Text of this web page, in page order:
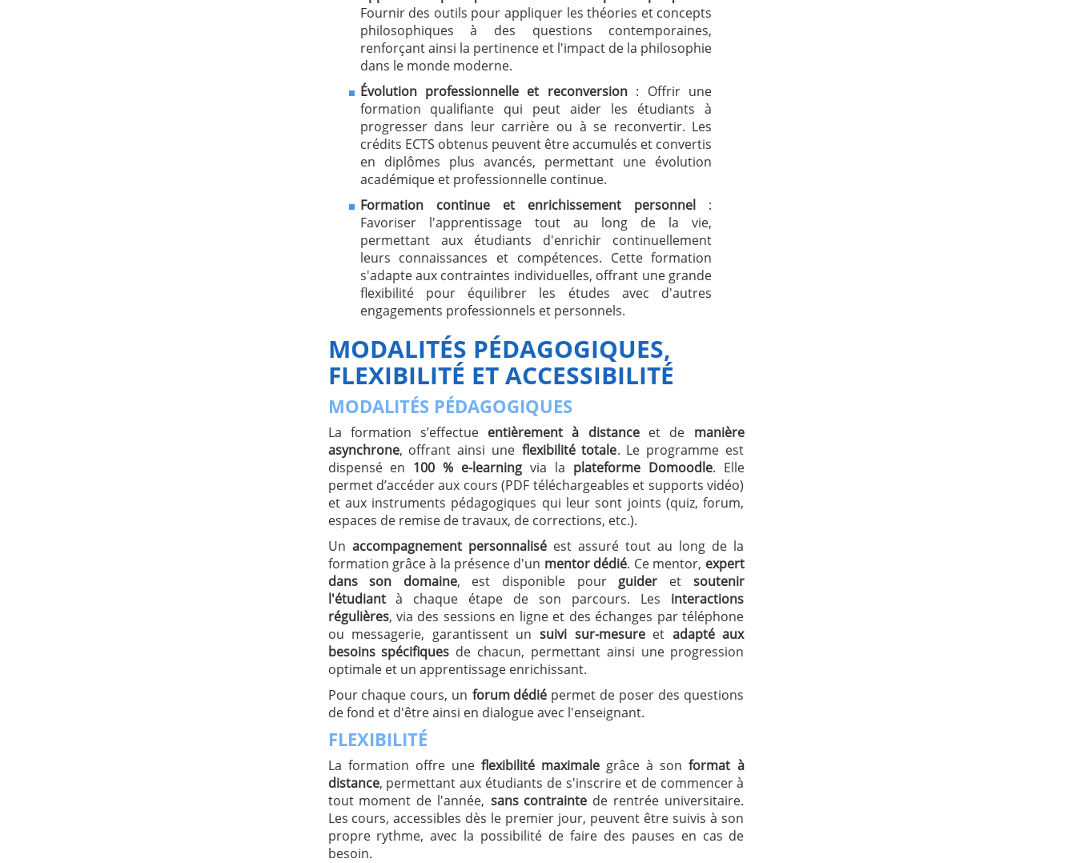
Fournir des outils pour appliquer les théories et concepts
philosophiques à des questions contemporaines,
renforçant ainsi la pertinence et l'impact de la philosophie
dans le monde moderne.
Évolution professionnelle et reconversion : Offrir une
formation qualifiante qui peut aider les étudiants à
progresser dans leur carrière ou à se reconvertir. Les
crédits ECTS obtenus peuvent être accumulés et convertis
en diplômes plus avancés, permettant une évolution
académique et professionnelle continue.
Formation continue et enrichissement personnel :
Favoriser l'apprentissage tout au long de la vie,
permettant aux étudiants d'enrichir continuellement
leurs connaissances et compétences. Cette formation
s'adapte aux contraintes individuelles, offrant une grande
flexibilité pour équilibrer les études avec d'autres
engagements professionnels et personnels.
MODALITÉS PÉDAGOGIQUES,
FLEXIBILITÉ ET ACCESSIBILITÉ
MODALITÉS PÉDAGOGIQUES
La formation s’effectue entièrement à distanceet de manière
asynchrone, offrant ainsi une flexibilité totale. Le programme est
dispensé en 100 % e-learning via la plateforme Domoodle. Elle
permet d’accéder aux cours (PDF téléchargeables et supports vidéo)
et aux instruments pédagogiques qui leur sont joints (quiz, forum,
espaces de remise de travaux, de corrections, etc.).
Un accompagnement personnaliséest assuré tout au long de la
formation grâce à la présence d'un mentor dédié. Ce mentor, expert
dans son domaine, est disponible pour guider et soutenir
l'étudiantà chaque étape de son parcours. Les interactions
régulières, via des sessions en ligne et des échanges par téléphone
ou messagerie, garantissent un suivi sur-mesure et adapté aux
besoins spécifiques de chacun, permettant ainsi une progression
optimale et un apprentissage enrichissant.
Pour chaque cours, un forum dédié permet de poser des questions
de fond et d'être ainsi en dialogue avec l'enseignant.
FLEXIBILITÉ
La formation offre une flexibilité maximale grâce à sonformat à
distance, permettant aux étudiants de s'inscrire et de commencer à
tout moment de l'année, sans contrainte de rentrée universitaire.
Les cours, accessibles dès le premier jour, peuvent être suivis à son
propre rythme, avec la possibilité de faire des pauses en cas de
besoin.